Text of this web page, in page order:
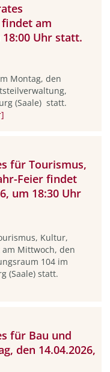
am
Uhr statt.
Montag, den
(Saale) statt.
für Tourismus,
Feier findet
um 18:30 Uhr
Kultur,
Mittwoch, den
104 im
(Saale) statt.
für Bau und
den 14.04.2026,